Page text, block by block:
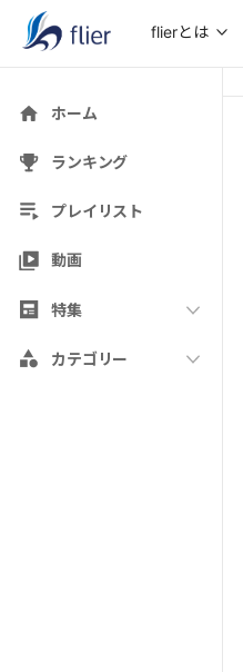
flierとは
ホーム
ランキング
プレイリスト
動画
特集
カテゴリー